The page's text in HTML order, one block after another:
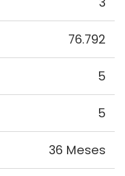
76.792
5
5
36 Meses